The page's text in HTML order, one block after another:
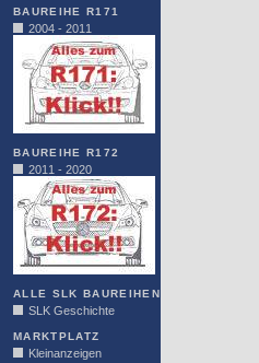
BAUREIHE R171
2004 - 2011
BAUREIHE R172
2011 - 2020
ALLE SLK BAUREIHEN
SLK Geschichte
MARKTPLATZ
Kleinanzeigen